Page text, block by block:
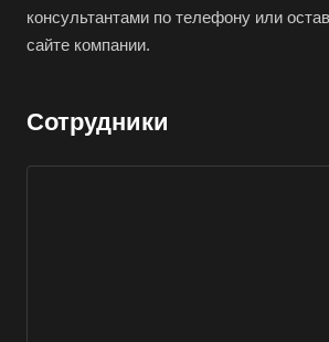
консультантами по телефону или
сайте компании.
Сотрудники
Великий Устюг
Вельск
Верхний Уфалей